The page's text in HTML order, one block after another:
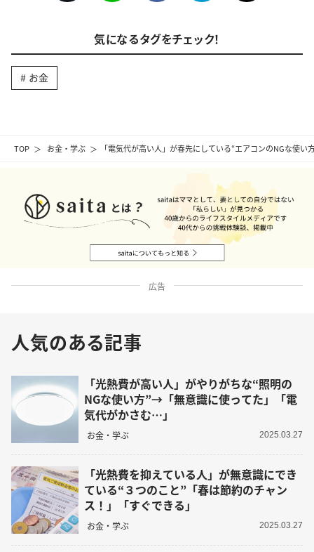
TOP お金・学ぶ 「電気代が高い人」が春先にしている“エアコンのNGな使
気になるタグをチェック！
お金
広告
人気のある記事
「光熱費が高い人」がやりがちな“照明の
NGな使い方”→「無意識に使ってた」「電
気代がかさむ…」
お金・学ぶ 2025.03.27
「光熱費を抑えている人」が無意識にでき
ている“３つのこと”「春は節約のチャン
ス！」「すぐできる」
お金・学ぶ 2025.03.27